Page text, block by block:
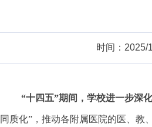
时间：2025/
“十四五”期间，学校进一步深
同质化”，推动各附属医院的医、教